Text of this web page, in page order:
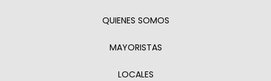
QUIENES SOMOS
MAYORISTAS
LOCALES